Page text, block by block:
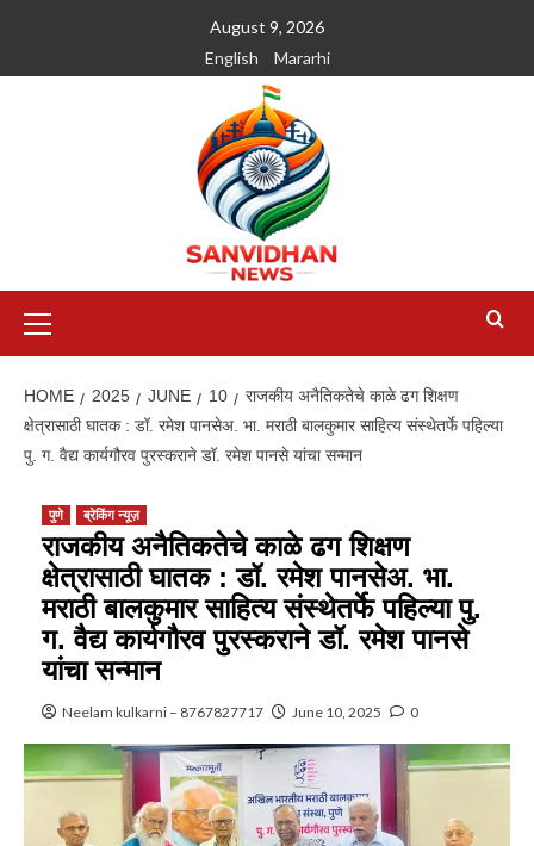
August 9, 2026
English
Mararhi
HOME 2025 JUNE 10
राजकीय अनैतिकतेचे काळे ढग शिक्षण
क्षेत्रासाठी घातक : डॉ. रमेश पानसेअ. भा. मराठी बालकुमार साहित्य संस्थेतर्फे पहिल्या
पु. ग. वैद्य कार्यगौरव पुरस्कराने डॉ. रमेश पानसे यांचा सन्मान
पुणे ब्रेकिंग न्यूज़
राजकीय अनैतिकतेचे काळे ढग शिक्षण
क्षेत्रासाठी घातक : डॉ. रमेश पानसेअ. भा.
मराठी बालकुमार साहित्य संस्थेतर्फे पहिल्या पु.
ग. वैद्य कार्यगौरव पुरस्कराने डॉ. रमेश पानसे
यांचा सन्मान
Neelam kulkarni – 8767827717 June 10, 2025 0